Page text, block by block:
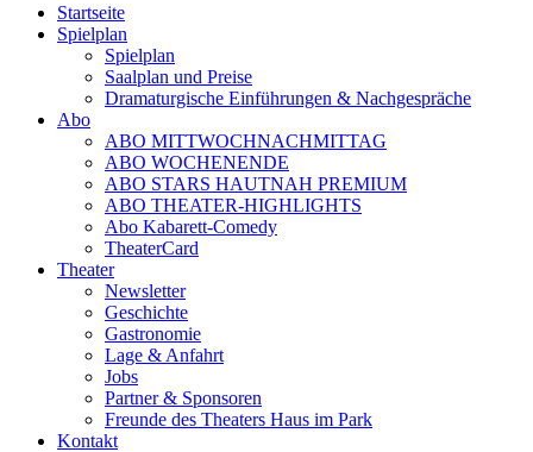
Startseite
Spielplan
Spielplan
Saalplan und Preise
Dramaturgische Einführungen & Nachgespräche
Abo
ABO MITTWOCHNACHMITTAG
ABO WOCHENENDE
ABO STARS HAUTNAH PREMIUM
ABO THEATER-HIGHLIGHTS
Abo Kabarett-Comedy
TheaterCard
Theater
Newsletter
Geschichte
Gastronomie
Lage & Anfahrt
Jobs
Partner & Sponsoren
Freunde des Theaters Haus im Park
Kontakt